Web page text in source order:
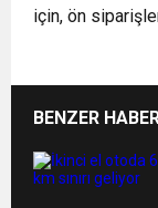
için, ön
BENZER